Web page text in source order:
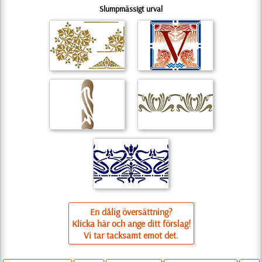
Slumpmässigt urval
En dålig översättning?
Klicka här och ange ditt förslag!
Vi tar tacksamt emot det.